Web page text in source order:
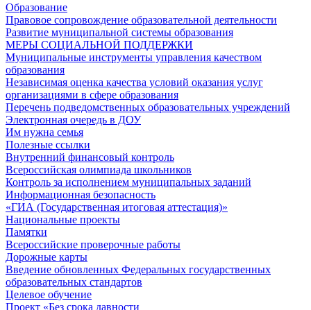
Образование
Правовое сопровождение образовательной деятельности
Развитие муниципальной системы образования
МЕРЫ СОЦИАЛЬНОЙ ПОДДЕРЖКИ
Муниципальные инструменты управления качеством
образования
Независимая оценка качества условий оказания услуг
организациями в сфере образования
Перечень подведомственных образовательных учреждений
Электронная очередь в ДОУ
Им нужна семья
Полезные ссылки
Внутренний финансовый контроль
Всероссийская олимпиада школьников
Контроль за исполнением муниципальных заданий
Информационная безопасность
«ГИА (Государственная итоговая аттестация)»
Национальные проекты
Памятки
Всероссийские проверочные работы
Дорожные карты
Введение обновленных Федеральных государственных
образовательных стандартов
Целевое обучение
Проект «Без срока давности